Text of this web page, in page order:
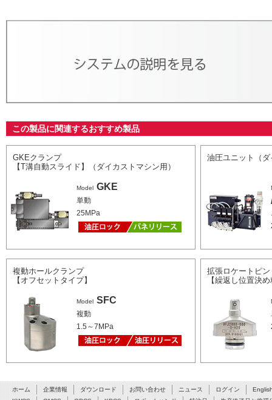
この製品に関連するおすすめ製品
GKEクランプ
【T溝自動スライド】（ダイカストマシン用）
Model GKE
単動
25MPa
油圧ユニット（
複動ホールクランプ
【オフセットタイプ】
Model SFC
複動
1.5～7MPa
拡張ロケートピ
【繰返し位置決
ホーム 企業情報 ダウンロード お問い合わせ ニュース ログイン